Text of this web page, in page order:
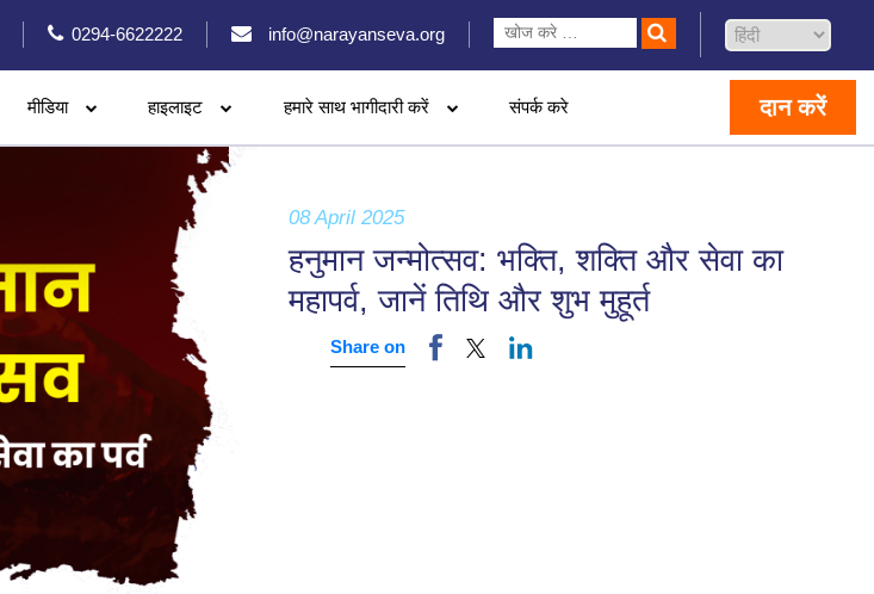
0294-6622222 info@narayanseva.org
मीडिया हाइलाइट हमारे साथ भागीदारी करें संपर्क करे दान करें
08 April 2025
हनुमान जन्मोत्सव: भक्ति, शक्ति और सेवा का
महापर्व, जानें तिथि और शुभ मुहूर्त
Share on